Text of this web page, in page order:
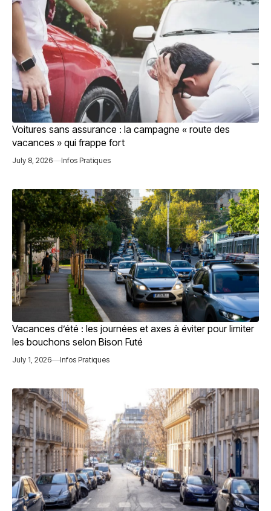
Voitures sans assurance : la campagne « route des
vacances » qui frappe fort
July 8, 2026 Infos Pratiques
Vacances d’été : les journées et axes à éviter pour limiter
les bouchons selon Bison Futé
July 1, 2026 Infos Pratiques